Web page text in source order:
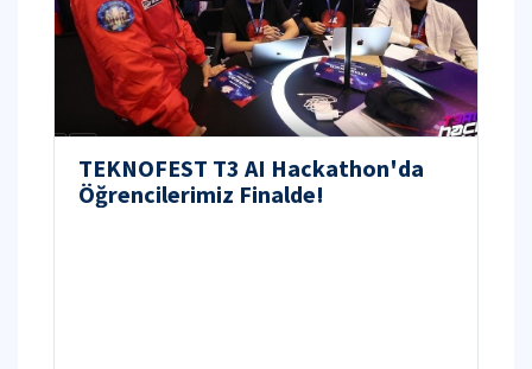
TEKNOFEST T3 AI Hackathon'da
Öğrencilerimiz Finalde!